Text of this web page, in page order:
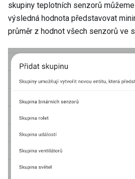
skupiny teplotních senzorů
výsledná hodnota představovat
průměr z hodnot všech senzorů ve